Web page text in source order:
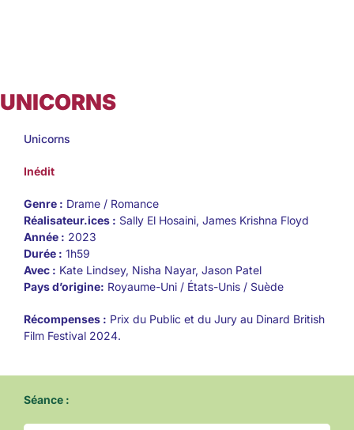
UNICORNS
Unicorns
Inédit
Genre : Drame / Romance
Réalisateur.ices : Sally El Hosaini, James Krishna Floyd
Année : 2023
Durée : 1h59
Avec : Kate Lindsey, Nisha Nayar, Jason Patel
Pays d’origine: Royaume-Uni / États-Unis / Suède
Récompenses : Prix du Public et du Jury au Dinard British
Film Festival 2024.
Séance :